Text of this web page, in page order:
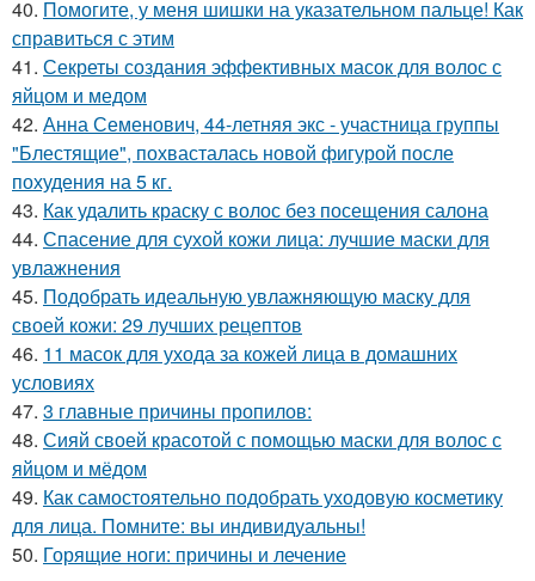
40. Помогите, у меня шишки на указательном пальце! Как
справиться с этим
41. Секреты создания эффективных масок для волос с
яйцом и медом
42. Анна Семенович, 44-летняя экс - участница группы
"Блестящие", похвасталась новой фигурой после
похудения на 5 кг.
43. Как удалить краску с волос без посещения салона
44. Спасение для сухой кожи лица: лучшие маски для
увлажнения
45. Подобрать идеальную увлажняющую маску для
своей кожи: 29 лучших рецептов
46. 11 масок для ухода за кожей лица в домашних
условиях
47. 3 главные причины пропилов:
48. Сияй своей красотой с помощью маски для волос с
яйцом и мёдом
49. Как самостоятельно подобрать уходовую косметику
для лица. Помните: вы индивидуальны!
50. Горящие ноги: причины и лечение